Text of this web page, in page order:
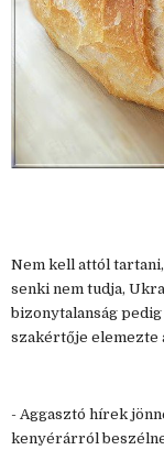
Nem kell attól
senki nem tudja,
bizonytalanság
szakértője elemezte
- Aggasztó hírek
kenyérárról